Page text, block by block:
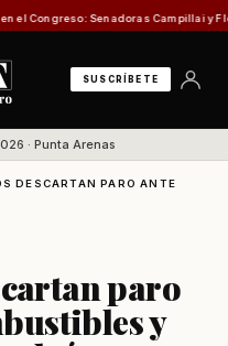
Senadoras Campillai y Flores
SUSCRÍBETE
· Punta Arenas
DESCARTAN PARO ANTE
paro
y